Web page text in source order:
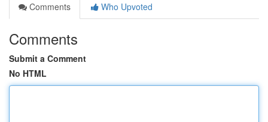
Comments
Who Upvoted
Comments
Submit a Comment
No HTML